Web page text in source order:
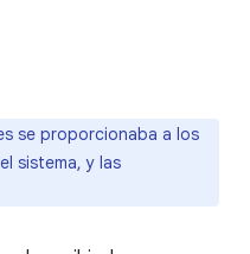
se proporcionaba a los
sistema, y las